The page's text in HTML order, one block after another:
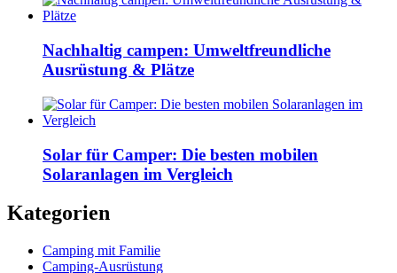
Nachhaltig campen: Umweltfreundliche
Ausrüstung & Plätze
Solar für Camper: Die besten mobilen
Solaranlagen im Vergleich
Kategorien
Camping mit Familie
Camping-Ausrüstung